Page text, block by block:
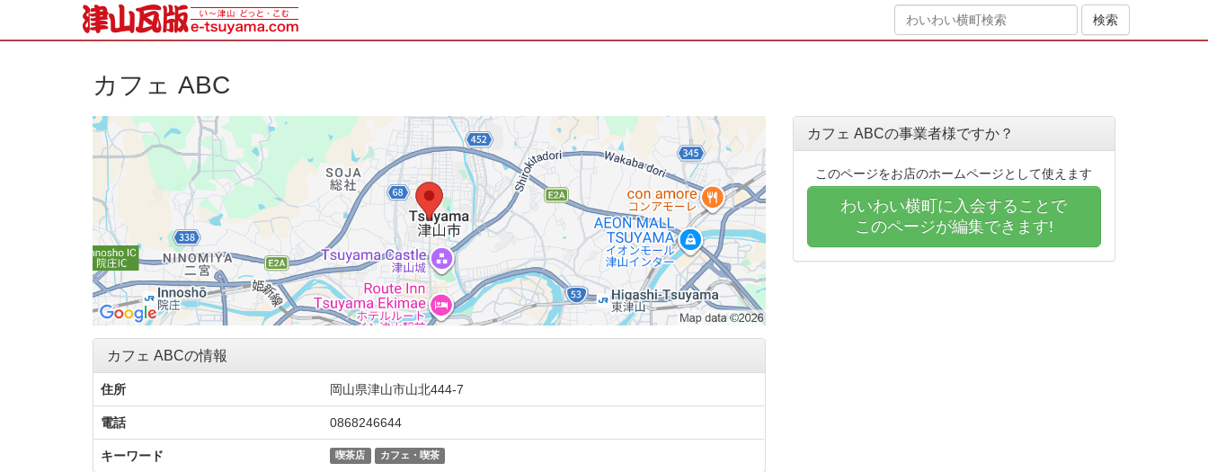
カフェ ABC
カフェ ABCの情報
住所 岡山県津山市山北444-7
電話 0868246644
キーワード 喫茶店 カフェ・喫茶
カフェ ABCの事業者様ですか？
このページをお店のホームページとして使えます
わいわい横町に入会することで
このページが編集できます!